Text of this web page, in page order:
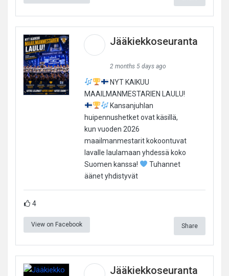
Jääkiekkoseuranta
2 months 5 days ago
NYT KAIKUU
MAAILMANMESTARIEN LAULU!
Kansanjuhlan
huipennushetket ovat käsillä,
kun vuoden 2026
maailmanmestarit kokoontuvat
lavalle laulamaan yhdessä koko
Suomen kanssa!
Tuhannet
äänet yhdistyvät
4
View on Facebook Share
Jääkiekkoseuranta